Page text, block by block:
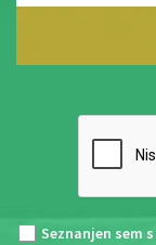
Seznanjen sem s